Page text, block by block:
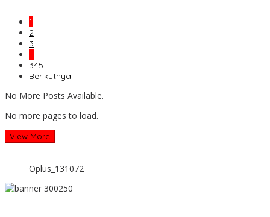
1
2
3
…
345
Berikutnya
No More Posts Available.
No more pages to load.
View More
Oplus_131072